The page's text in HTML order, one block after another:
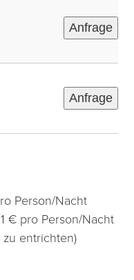
Anfrage
Anfrage
Person/Nacht
€ pro Person/Nacht
zu entrichten)